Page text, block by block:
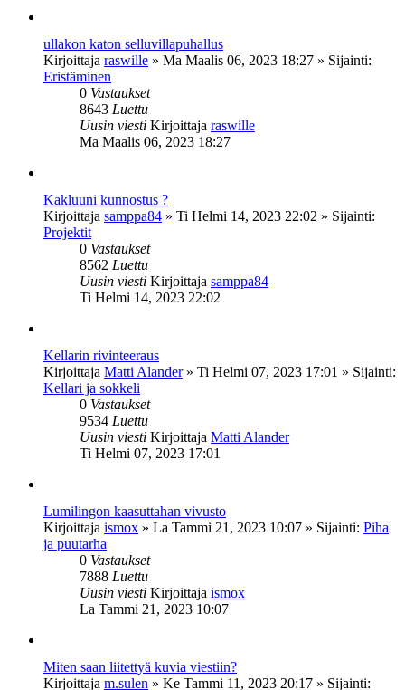
ullakon katon selluvillapuhallus
Kirjoittaja raswille » Ma Maalis 06, 2023 18:27 » Sijainti:
Eristäminen
0 Vastaukset
8643 Luettu
Uusin viesti Kirjoittaja raswille
Ma Maalis 06, 2023 18:27
Kakluuni kunnostus ?
Kirjoittaja samppa84 » Ti Helmi 14, 2023 22:02 » Sijainti:
Projektit
0 Vastaukset
8562 Luettu
Uusin viesti Kirjoittaja samppa84
Ti Helmi 14, 2023 22:02
Kellarin rivinteeraus
Kirjoittaja Matti Alander» Ti Helmi 07, 2023 17:01 » Sijainti:
Kellari ja sokkeli
0 Vastaukset
9534 Luettu
Uusin viesti Kirjoittaja Matti Alander
Ti Helmi 07, 2023 17:01
Lumilingon kaasuttahan vivusto
Kirjoittaja ismox » La Tammi 21, 2023 10:07 » Sijainti: Piha
ja puutarha
0 Vastaukset
7888 Luettu
Uusin viesti Kirjoittaja ismox
La Tammi 21, 2023 10:07
Miten saan liitettyä kuvia viestiin?
Kirjoittaja m.sulen » Ke Tammi 11, 2023 20:17 » Sijainti: